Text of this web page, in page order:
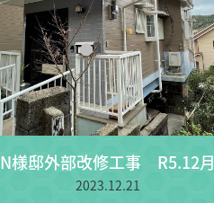
N様邸外部改修工事 R5.12月
2023.12.21